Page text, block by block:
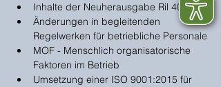
Inhalte der Neuherausgabe Ril 408
Änderungen in begleitenden
Regelwerken für betriebliche Personale
MOF - Menschlich organisatorische
Faktoren im Betrieb
Umsetzung einer ISO 9001:2015 für